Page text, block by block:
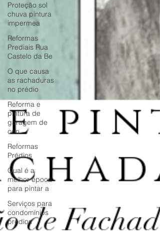
Proteção sol
chuva pintura
impermea
Reformas
Prediais Rua
Castelo da Be
O que causa
as rachaduras
no prédio
Reforma e
pintura de
garagem de
con
Reformas
Prédios
Qual é a
melhor época
para pintar a
Serviços para
condomínios
prédios